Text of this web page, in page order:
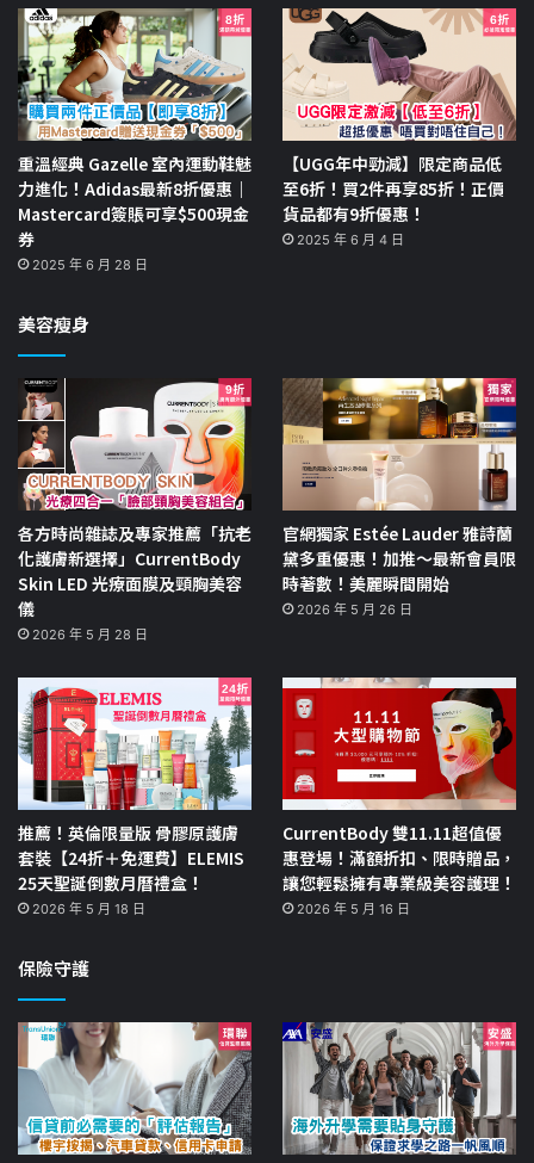
重溫經典 Gazelle 室內運動鞋魅
力進化！Adidas最新8折優惠｜
Mastercard簽賬可享$500現金
券
2025 年 6 月 28 日
【UGG年中勁減】限定商品低
至6折！買2件再享85折！正價
貨品都有9折優惠！
2025 年 6 月 4 日
美容瘦身
各方時尚雜誌及專家推薦「抗老
化護膚新選擇」CurrentBody
Skin LED 光療面膜及頸胸美容
儀
2026 年 5 月 28 日
官網獨家 Estée Lauder 雅詩蘭
黛多重優惠！加推～最新會員限
時著數！美麗瞬間開始
2026 年 5 月 26 日
推薦！英倫限量版 骨膠原護膚
套裝【24折＋免運費】ELEMIS
25天聖誕倒數月曆禮盒！
2026 年 5 月 18 日
CurrentBody 雙11.11超值優
惠登場！滿額折扣、限時贈品，
讓您輕鬆擁有專業級美容護理！
2026 年 5 月 16 日
保險守護